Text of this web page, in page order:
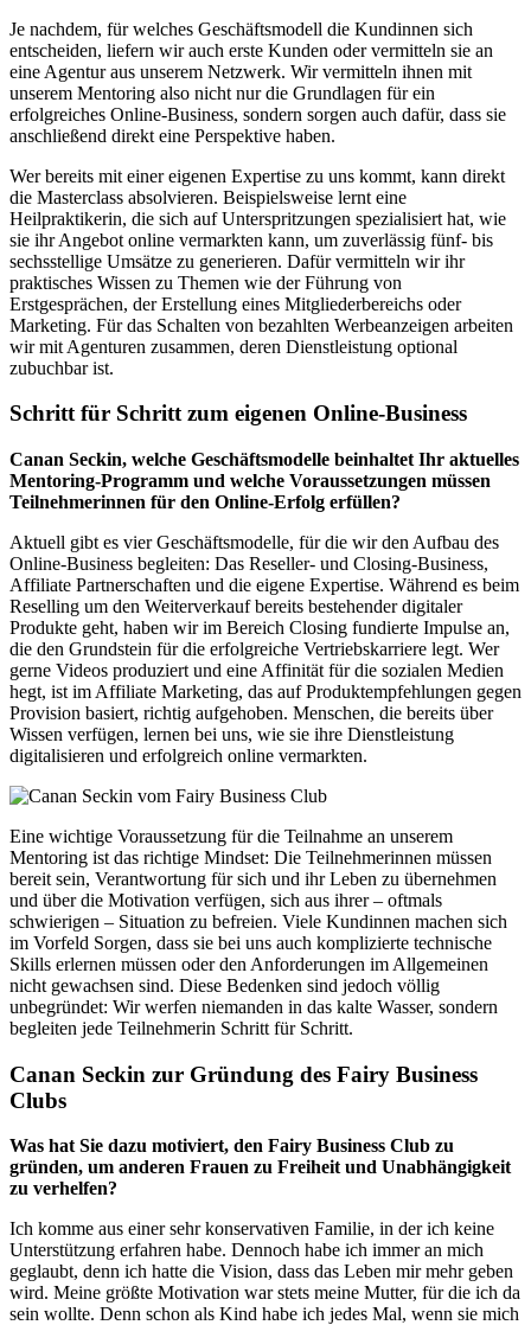
Je nachdem, für welches Geschäftsmodell die Kundinnen sich
entscheiden, liefern wir auch erste Kunden oder vermitteln sie an
eine Agentur aus unserem Netzwerk. Wir vermitteln ihnen mit
unserem Mentoring also nicht nur die Grundlagen für ein
erfolgreiches Online-Business, sondern sorgen auch dafür, dass sie
anschließend direkt eine Perspektive haben.
Wer bereits mit einer eigenen Expertise zu uns kommt, kann direkt
die Masterclass absolvieren. Beispielsweise lernt eine
Heilpraktikerin, die sich auf Unterspritzungen spezialisiert hat, wie
sie ihr Angebot online vermarkten kann, um zuverlässig fünf- bis
sechsstellige Umsätze zu generieren. Dafür vermitteln wir ihr
praktisches Wissen zu Themen wie der Führung von
Erstgesprächen, der Erstellung eines Mitgliederbereichs oder
Marketing. Für das Schalten von bezahlten Werbeanzeigen arbeiten
wir mit Agenturen zusammen, deren Dienstleistung optional
zubuchbar ist.
Schritt für Schritt zum eigenen Online-Business
Canan Seckin, welche Geschäftsmodelle beinhaltet Ihr aktuelles
Mentoring-Programm und welche Voraussetzungen müssen
Teilnehmerinnen für den Online-Erfolg erfüllen?
Aktuell gibt es vier Geschäftsmodelle, für die wir den Aufbau des
Online-Business begleiten: Das Reseller- und Closing-Business,
Affiliate Partnerschaften und die eigene Expertise. Während es beim
Reselling um den Weiterverkauf bereits bestehender digitaler
Produkte geht, haben wir im Bereich Closing fundierte Impulse an,
die den Grundstein für die erfolgreiche Vertriebskarriere legt. Wer
gerne Videos produziert und eine Affinität für die sozialen Medien
hegt, ist im Affiliate Marketing, das auf Produktempfehlungen gegen
Provision basiert, richtig aufgehoben. Menschen, die bereits über
Wissen verfügen, lernen bei uns, wie sie ihre Dienstleistung
digitalisieren und erfolgreich online vermarkten.
Eine wichtige Voraussetzung für die Teilnahme an unserem
Mentoring ist das richtige Mindset: Die Teilnehmerinnen müssen
bereit sein, Verantwortung für sich und ihr Leben zu übernehmen
und über die Motivation verfügen, sich aus ihrer – oftmals
schwierigen – Situation zu befreien. Viele Kundinnen machen sich
im Vorfeld Sorgen, dass sie bei uns auch komplizierte technische
Skills erlernen müssen oder den Anforderungen im Allgemeinen
nicht gewachsen sind. Diese Bedenken sind jedoch völlig
unbegründet: Wir werfen niemanden in das kalte Wasser, sondern
begleiten jede Teilnehmerin Schritt für Schritt.
Canan Seckin zur Gründung des Fairy Business
Clubs
Was hat Sie dazu motiviert, den Fairy Business Club zu
gründen, um anderen Frauen zu Freiheit und Unabhängigkeit
zu verhelfen?
Ich komme aus einer sehr konservativen Familie, in der ich keine
Unterstützung erfahren habe. Dennoch habe ich immer an mich
geglaubt, denn ich hatte die Vision, dass das Leben mir mehr geben
wird. Meine größte Motivation war stets meine Mutter, für die ich da
sein wollte. Denn schon als Kind habe ich jedes Mal, wenn sie mich